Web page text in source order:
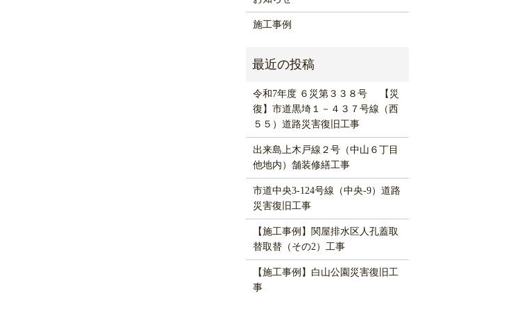
施工事例
令和7年度 ６災第３３８号 【災
復】市道黒埼１－４３７号線（西
５５）道路災害復旧工事
出来島上木戸線２号（中山６丁目
他地内）舗装修繕工事
市道中央3-124号線（中央-9）道路
災害復旧工事
【施工事例】関屋排水区人孔蓋取
替取替（その2）工事
【施工事例】白山公園災害復旧工
事